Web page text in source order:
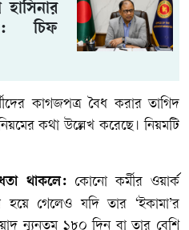
চিফ
কাগজপত্র বৈধ করার তাগিদ
কথা উল্লেখ করেছে। নিয়মটি
থাকলে:কোনো কর্মীর ওয়ার্ক
হয়ে গেলেও যদি তার ‘ইকামা’র
ন্যূনতম ১৮০ দিন বা তার বেশি